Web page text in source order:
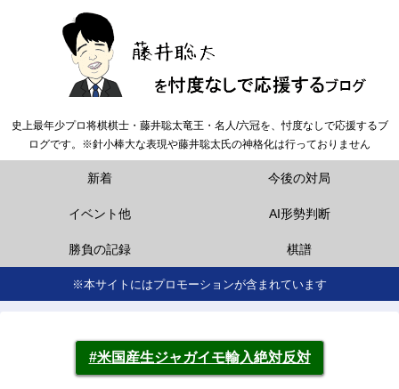
史上最年少プロ将棋棋士・藤井聡太竜王・名人/六冠を、忖度なしで応援するブ
ログです。※針小棒大な表現や藤井聡太氏の神格化は行っておりません
新着 今後の対局
イベント他 AI形勢判断
勝負の記録 棋譜
※本サイトにはプロモーションが含まれています
#米国産生ジャガイモ輸入絶対反対